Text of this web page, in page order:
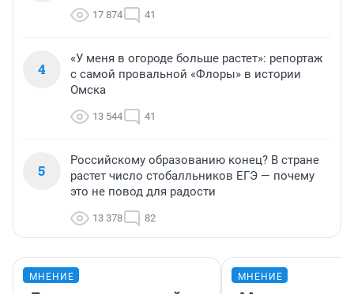
17 874 41
4
«У меня в огороде больше растет»: репортаж
с самой провальной «Флоры» в истории
Омска
13 544 41
5
Российскому образованию конец? В стране
растет число стобалльников ЕГЭ — почему
это не повод для радости
13 378 82
МНЕНИЕ МНЕНИЕ